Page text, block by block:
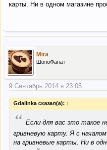
карты. Ни в одном магазине
Mira
ШопоФанат
9 Сентябрь 2014 в 23:05
Gdalinka сказал(а): ↑
“ Если для вас это такое
гривневую карту. Я с
на гривневые карты. Ни в